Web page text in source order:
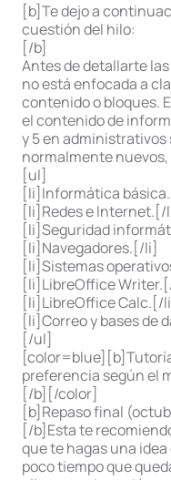
[b]Te dejo a
cuestión del hilo:
[/b]
Antes de detallarte
no está enfocada a
contenido o bloques.
el contenido de
y 5 en
normalmente nuevos,
[ul]
[li]Informática
[li]Redes e Internet.[/
[li]Seguridad
[li]Navegadores.[/li]
[li]Sistemas
[li]LibreOffice
[li]LibreOffice Calc.[/
[li]Correo y bases de
[/ul]
preferencia según el
[/b][/color]
[b]Repaso final
[/b]Esta te
que te hagas una
poco tiempo que